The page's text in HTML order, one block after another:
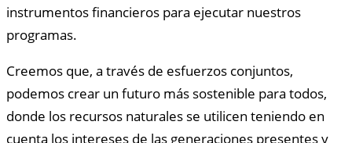
instrumentos financieros para ejecutar nuestros
programas.
Creemos que, a través de esfuerzos conjuntos,
podemos crear un futuro más sostenible para todos,
donde los recursos naturales se utilicen teniendo en
cuenta los intereses de las generaciones presentes y